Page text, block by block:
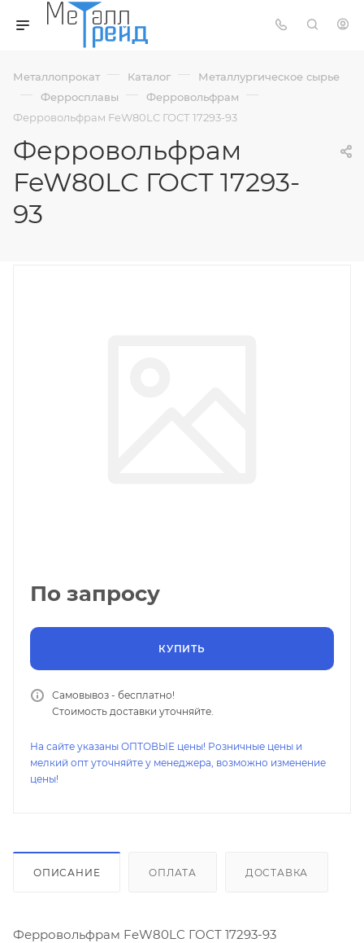
Металлопрокат — Каталог — Металлургическое сырье
— Ферросплавы — Ферровольфрам —
Ферровольфрам FeW80LC ГОСТ 17293-93
Ферровольфрам
FeW80LC ГОСТ 17293-
93
По запросу
КУПИТЬ
Самовывоз - бесплатно!
Стоимость доставки уточняйте.
На сайте указаны ОПТОВЫЕ цены! Розничные цены и
мелкий опт уточняйте у менеджера, возможно изменение
цены!
ОПИСАНИЕ ОПЛАТА ДОСТАВКА
Ферровольфрам FeW80LC ГОСТ 17293-93